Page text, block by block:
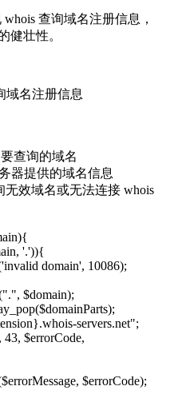
查询域名注册信息，
健壮性。
域名注册信息
查询的域名
器提供的域名信息
效域名或无法连接 whois
'.')){
domain', 10086);
$domain);
servers.net";
$errorCode,
$errorCode);